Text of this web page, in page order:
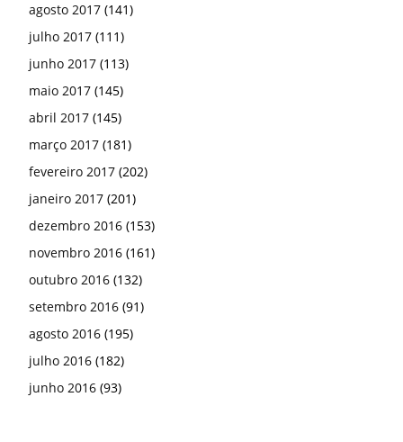
agosto 2017 (141)
julho 2017 (111)
junho 2017 (113)
maio 2017 (145)
abril 2017 (145)
março 2017 (181)
fevereiro 2017 (202)
janeiro 2017 (201)
dezembro 2016 (153)
novembro 2016 (161)
outubro 2016 (132)
setembro 2016 (91)
agosto 2016 (195)
julho 2016 (182)
junho 2016 (93)